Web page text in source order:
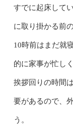
すでに起床して
に取り掛かる前
10時前はまだ就
的に家事が忙し
挨拶回りの時間
要があるので、
う。